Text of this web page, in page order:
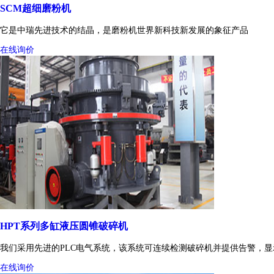
SCM超细磨粉机
它是中瑞先进技术的结晶，是磨粉机世界新科技新发展的象征产品
在线询价
HPT系列多缸液压圆锥破碎机
我们采用先进的PLC电气系统，该系统可连续检测破碎机并提供告警，
在线询价